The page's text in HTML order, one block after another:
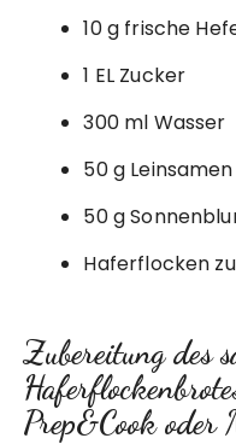
10 g frische
1 EL Zucker
300 ml Wasser
50 g Leinsamen
50 g
Haferflocken
Zubereitung des
Prep&Cook oder